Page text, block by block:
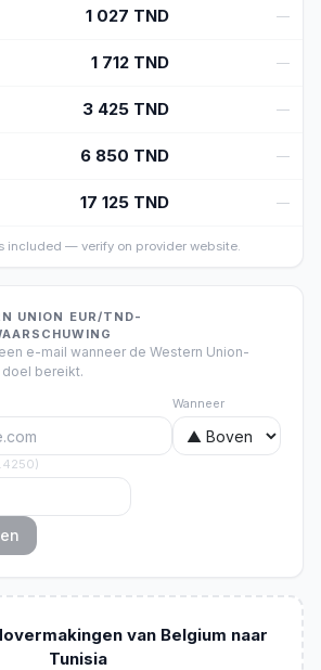
1 027 TND —
1 712 TND —
3 425 TND —
6 850 TND —
17 125 TND —
included — verify on provider website.
UNION EUR/TND-
e-mail wanneer de Western Union-
bereikt.
Wanneer
)
van Belgium naar
Tunisia